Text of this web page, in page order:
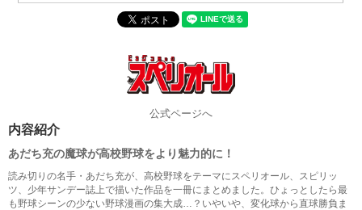
公式ページへ
内容紹介
あだち充の魔球が高校野球をより魅力的に！
読み切りの名手・あだち充が、高校野球をテーマにスペリオール、スピリッ
ツ、少年サンデー誌上で描いた作品を一冊にまとめました。ひょっとしたら最
も野球シーンの少ない野球漫画の集大成…？いやいや、変化球から直球勝負ま